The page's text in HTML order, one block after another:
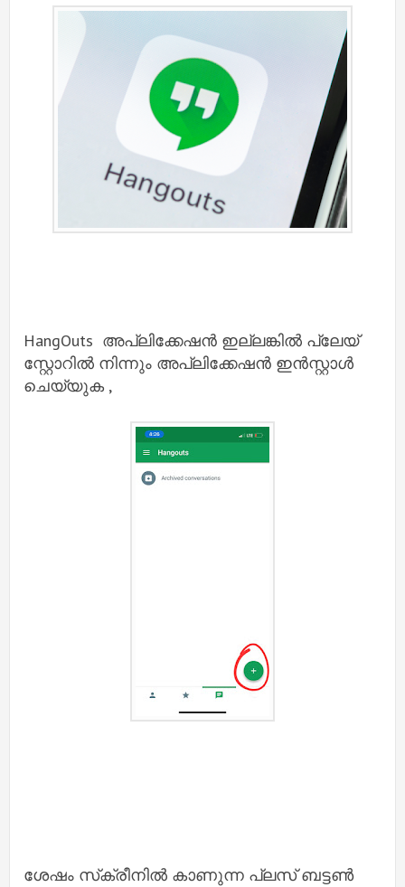
HangOuts അപ്ലിക്കേഷൻ ഇല്ലങ്കിൽ പ്ലേയ്
സ്റ്റോറിൽ നിന്നും അപ്ലിക്കേഷൻ ഇൻസ്റ്റാൾ
ചെയ്യുക ,
ശേഷം സ്‌ക്രീനിൽ കാണുന്ന പ്ലസ് ബട്ടൺ